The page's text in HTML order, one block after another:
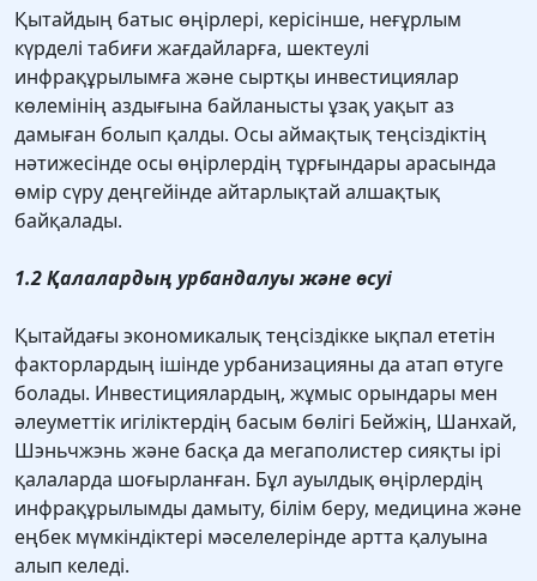
Қытайдың батыс өңірлері, керісінше, неғұрлым
күрделі табиғи жағдайларға, шектеулі
инфрақұрылымға және сыртқы инвестициялар
көлемінің аздығына байланысты ұзақ уақыт аз
дамыған болып қалды. Осы аймақтық теңсіздіктің
нәтижесінде осы өңірлердің тұрғындары арасында
өмір сүру деңгейінде айтарлықтай алшақтық
байқалады.
1.2 Қалалардың урбандалуы және өсуі
Қытайдағы экономикалық теңсіздікке ықпал ететін
факторлардың ішінде урбанизацияны да атап өтуге
болады. Инвестициялардың, жұмыс орындары мен
әлеуметтік игіліктердің басым бөлігі Бейжің, Шанхай,
Шэньчжэнь және басқа да мегаполистер сияқты ірі
қалаларда шоғырланған. Бұл ауылдық өңірлердің
инфрақұрылымды дамыту, білім беру, медицина және
еңбек мүмкіндіктері мәселелерінде артта қалуына
алып келеді.